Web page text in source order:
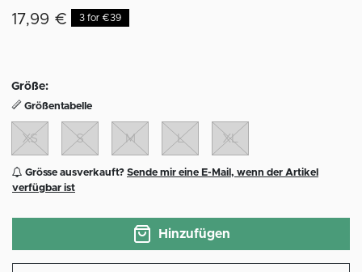
17,99 € 3 for €39
Größe:
Größentabelle
XS S M L XL
Grösse ausverkauft? Sende mir eine E-Mail, wenn der Artikel
verfügbar ist
Hinzufügen